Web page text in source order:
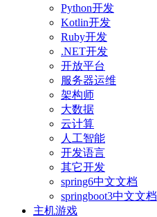
Python开发
Kotlin开发
Ruby开发
.NET开发
开放平台
服务器运维
架构师
大数据
云计算
人工智能
开发语言
其它开发
spring6中文文档
springboot3中文文档
主机游戏